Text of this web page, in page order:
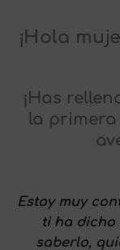
¡Hola
¡Has
la
Estoy muy
ti ha dicho
saberlo,